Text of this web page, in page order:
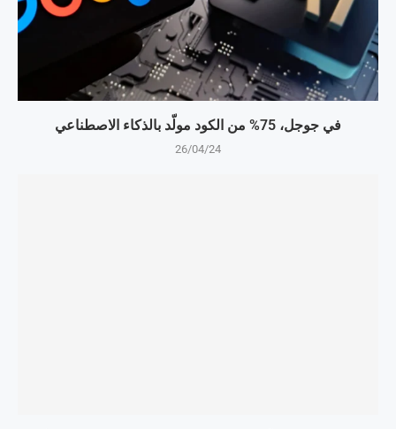
في جوجل، 75% من الكود مولّد بالذكاء الاصطناعي
26/04/24